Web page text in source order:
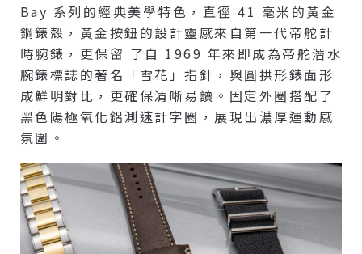
Bay 系列的經典美學特色，直徑 41 毫米的黃金
鋼錶殼，黃金按鈕的設計靈感來自第一代帝舵計
時腕錶，更保留 了自 1969 年來即成為帝舵潛水
腕錶標誌的著名「雪花」指針，與圓拱形錶面形
成鮮明對比，更確保清晰易讀。固定外圈搭配了
黑色陽極氧化鋁測速計字圈，展現出濃厚運動感
氛圍。